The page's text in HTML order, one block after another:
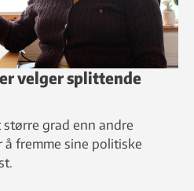
velger splittende
grad enn andre
fremme sine politiske